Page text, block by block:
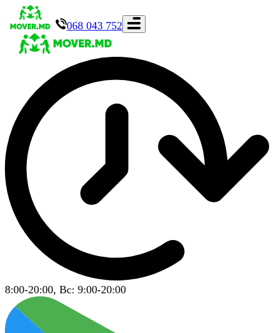
068 043 752
8:00-20:00, Вс: 9:00-20:00